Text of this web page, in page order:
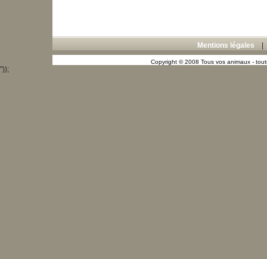
Mentions légales
Copyright © 2008 Tous vos animaux -
"));